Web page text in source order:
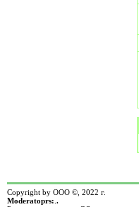
Copyright by ООО ©, 2022 г.
Moderatoprs: .